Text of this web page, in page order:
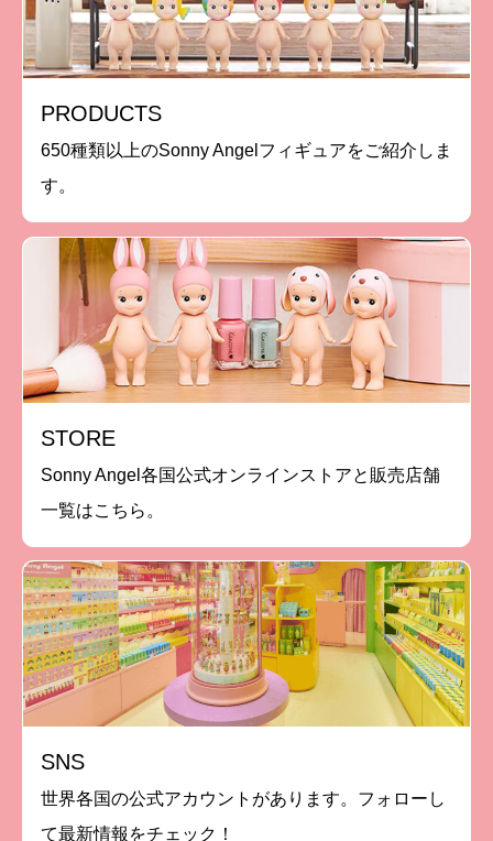
PRODUCTS
650種類以上のSonny Angelフィギュアをご紹介しま
す。
STORE
Sonny Angel各国公式オンラインストアと販売店舗
一覧はこちら。
SNS
世界各国の公式アカウントがあります。フォローし
て最新情報をチェック！